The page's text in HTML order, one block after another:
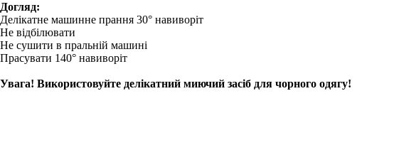
Догляд:
Делікатне машинне прання 30° навиворіт
Не відбілювати
Не сушити в пральній машині
Прасувати 140° навиворіт
Увага! Використовуйте делікатний миючий засіб для чорного одягу!